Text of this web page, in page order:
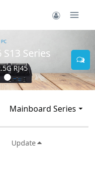
Mainboard Series
Update